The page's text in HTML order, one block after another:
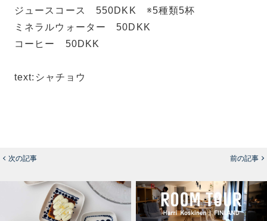
ジュースコース 550DKK ※5種類5杯
ミネラルウォーター 50DKK
コーヒー 50DKK
text:シャチョウ
次の記事 前の記事